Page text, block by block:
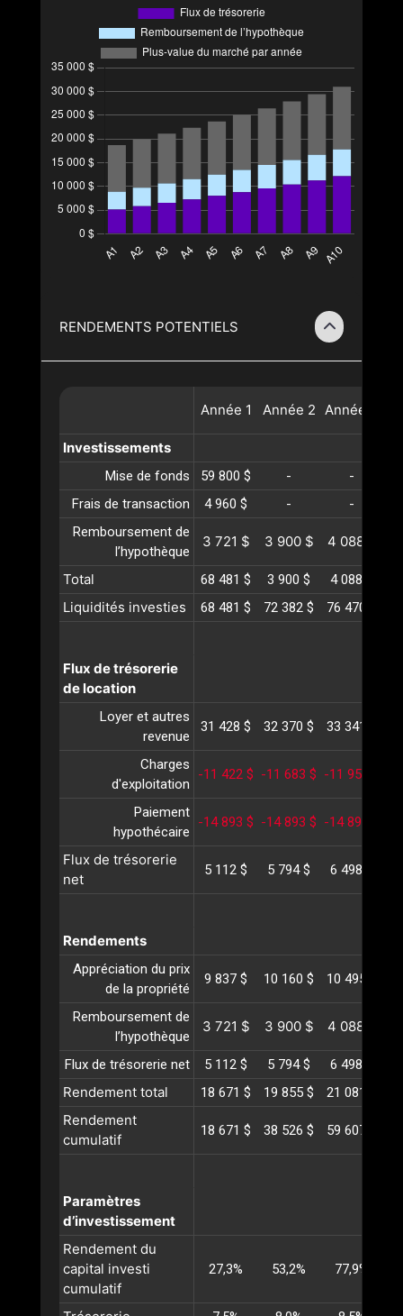
RENDEMENTS POTENTIELS
Année 1 Année 2 Année
Investissements
Mise de fonds 59 800 $ -
-
Frais de transaction
4 960 $ -
-
Remboursement de
l’hypothèque
3 721 $ 3 900 $ 4 088 $
Total 68 481 $ 3 900 $ 4 088 $
Liquidités investies 68 481 $ 72 382 $ 76 470 $
Flux de trésorerie
de location
Loyer et autres
revenue
31 428 $ 32 370 $ 33 341 $
Charges
d'exploitation
-11 422 $ -11 683 $ -11 950 $
Paiement
hypothécaire
-14 893 $ -14 893 $ -14 893 $
Flux de trésorerie
net
5 112 $ 5 794 $ 6 498 $
Rendements
Appréciation du prix
de la propriété
9 837 $ 10 160 $ 10 495 $
Remboursement de
l’hypothèque
3 721 $ 3 900 $ 4 088 $
Flux de trésorerie net 5 112 $ 5 794 $ 6 498 $
Rendement total 18 671 $ 19 855 $ 21 081 $
Rendement
cumulatif
18 671 $ 38 526 $ 59 607 $
Paramètres
d’investissement
Rendement du
capital investi
cumulatif
27,3% 53,2% 77,9%